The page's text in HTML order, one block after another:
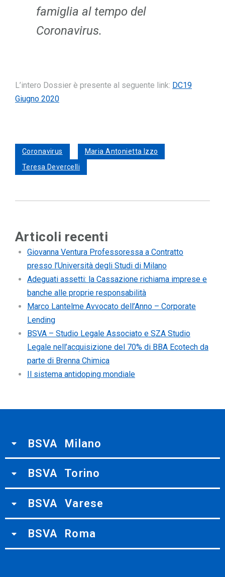
famiglia al tempo del
Coronavirus.
L’intero Dossier è presente al seguente link: DC19
Giugno 2020
Coronavirus
Maria Antonietta Izzo
Teresa Devercelli
Articoli recenti
Giovanna Ventura Professoressa a Contratto
presso l’Università degli Studi di Milano
Adeguati assetti: la Cassazione richiama imprese e
banche alle proprie responsabilità
Marco Lantelme Avvocato dell’Anno – Corporate
Lending
BSVA – Studio Legale Associato e SZA Studio
Legale nell’acquisizione del 70% di BBA Ecotech da
parte di Brenna Chimica
Il sistema antidoping mondiale
BSVA Milano
BSVA Torino
BSVA Varese
BSVA Roma